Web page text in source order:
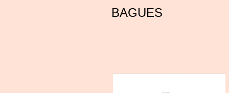
BAGUES